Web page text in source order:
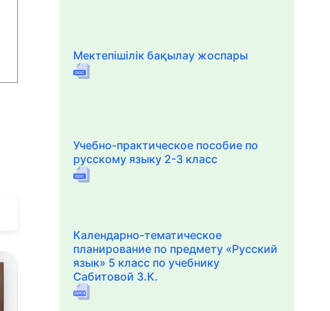
Мектепішілік бақылау жоспары
Учебно-практическое пособие по
русскому языку 2-3 класс
Календарно-тематическое
планирование по предмету «Русский
язык» 5 класс по учебнику
Сабитовой З.К.